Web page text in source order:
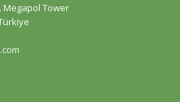
Megapol Tower